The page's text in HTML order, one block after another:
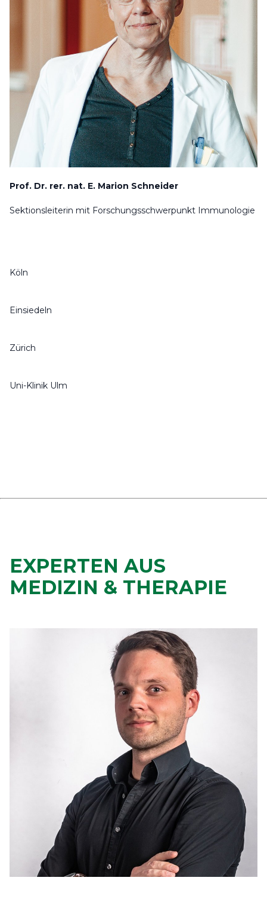
Prof. Dr. rer. nat. E. Marion Schneider
Sektionsleiterin mit Forschungsschwerpunkt Immunologie
Köln
Einsiedeln
Zürich
Uni-Klinik Ulm
EXPERTEN AUS
MEDIZIN & THERAPIE